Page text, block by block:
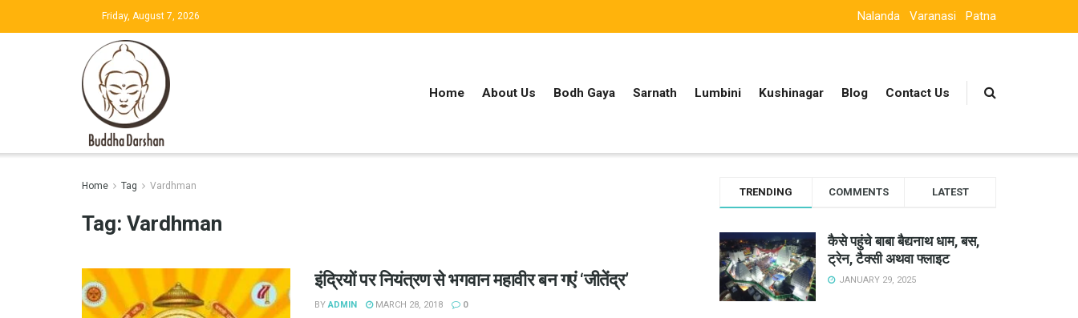
Friday, August 7, 2026 Nalanda Varanasi Patna
Home About Us Bodh Gaya Sarnath Lumbini Kushinagar Blog Contact Us
Home Tag Vardhman
Tag: Vardhman
इंद्रियों पर नियंत्रण से भगवान महावीर बन गएं ‘जीतेंद्र’
BY ADMIN MARCH 28, 2018 0
TRENDING COMMENTS LATEST
कैसे पहुंचे बाबा बैद्यनाथ धाम, बस,
ट्रेन, टैक्सी अथवा फ्लाइट
JANUARY 29, 2025